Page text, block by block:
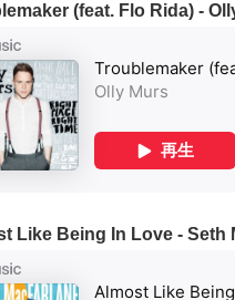
(feat. Flo Rida) -
Like Being In Love - Seth